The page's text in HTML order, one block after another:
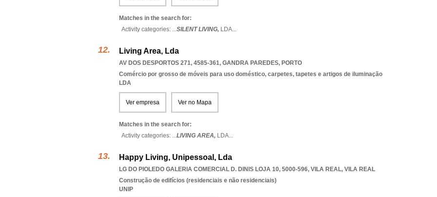
Matches in the search for:
Activity categories: ...SILENT LIVING, LDA...
Living Area, Lda
AV DOS DESPORTOS 271, 4585-361, GANDRA PAREDES, PORTO
Comércio por grosso de móveis para uso doméstico, carpetes, tapetes e artigos de iluminação
LDA
Ver empresa Ver no Mapa
Matches in the search for:
Activity categories: ...LIVING AREA, LDA...
Happy Living, Unipessoal, Lda
LG DO PIOLEDO GALERIA COMERCIAL D. DINIS LOJA 10, 5000-596, VILA REAL, VILA REAL
Construção de edifícios (residenciais e não residenciais)
UNIP